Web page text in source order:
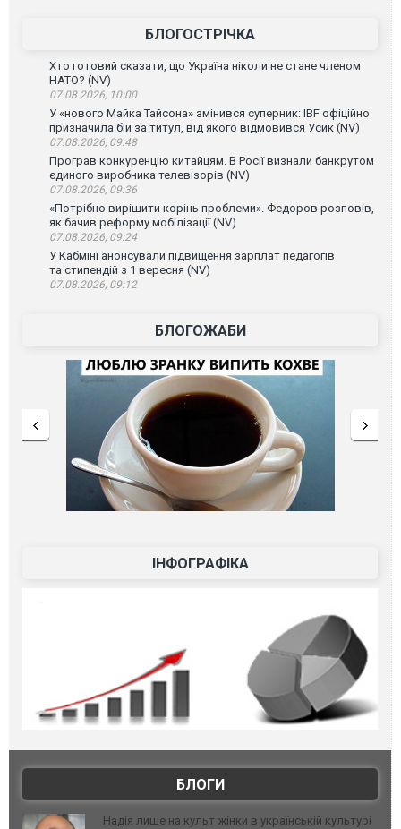
БЛОГОСТРІЧКА
Хто готовий сказати, що Україна ніколи не стане членом
НАТО? (NV)
07.08.2026, 10:00
У «нового Майка Тайсона» змінився суперник: IBF офіційно
призначила бій за титул, від якого відмовився Усик (NV)
07.08.2026, 09:48
Програв конкуренцію китайцям. В Росії визнали банкрутом
єдиного виробника телевізорів (NV)
07.08.2026, 09:36
«Потрібно вирішити корінь проблеми». Федоров розповів,
як бачив реформу мобілізації (NV)
07.08.2026, 09:24
У Кабміні анонсували підвищення зарплат педагогів
та стипендій з 1 вересня (NV)
07.08.2026, 09:12
БЛОГОЖАБИ
ІНФОГРАФІКА
БЛОГИ
Надія лише на культ жінки в українській культурі